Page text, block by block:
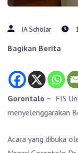
IA Scholar
Bagikan Berita
Gorontalo – FIS
menyelenggarakan
Acara yang dibuka